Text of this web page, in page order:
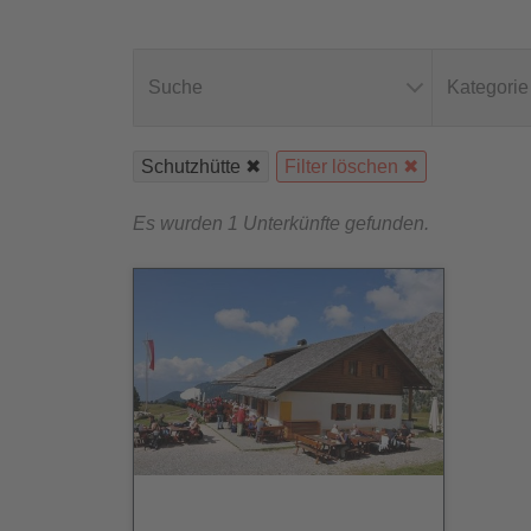
Suche Kategorie
Schutzhütte Filter löschen
Es wurden 1 Unterkünfte gefunden.